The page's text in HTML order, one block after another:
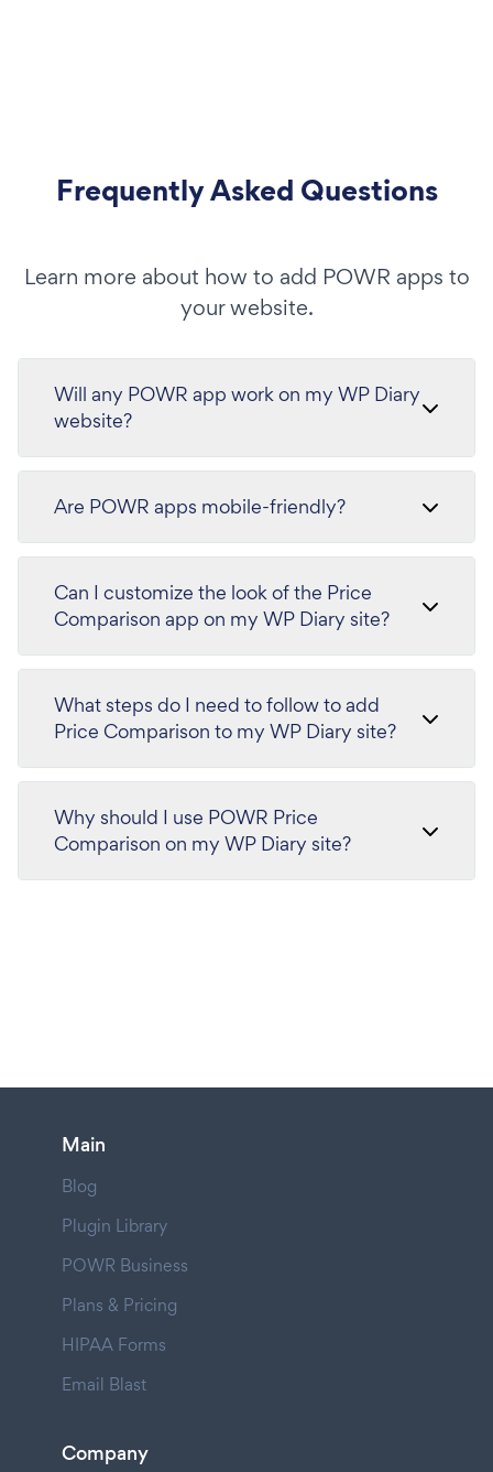
Frequently Asked Questions
Learn more about how to add POWR apps to
your website.
Will any POWR app work on my WP Diary
website?
Are POWR apps mobile-friendly?
Can I customize the look of the Price
Comparison app on my WP Diary site?
What steps do I need to follow to add
Price Comparison to my WP Diary site?
Why should I use POWR Price
Comparison on my WP Diary site?
Main
Blog
Plugin Library
POWR Business
Plans & Pricing
HIPAA Forms
Email Blast
Company